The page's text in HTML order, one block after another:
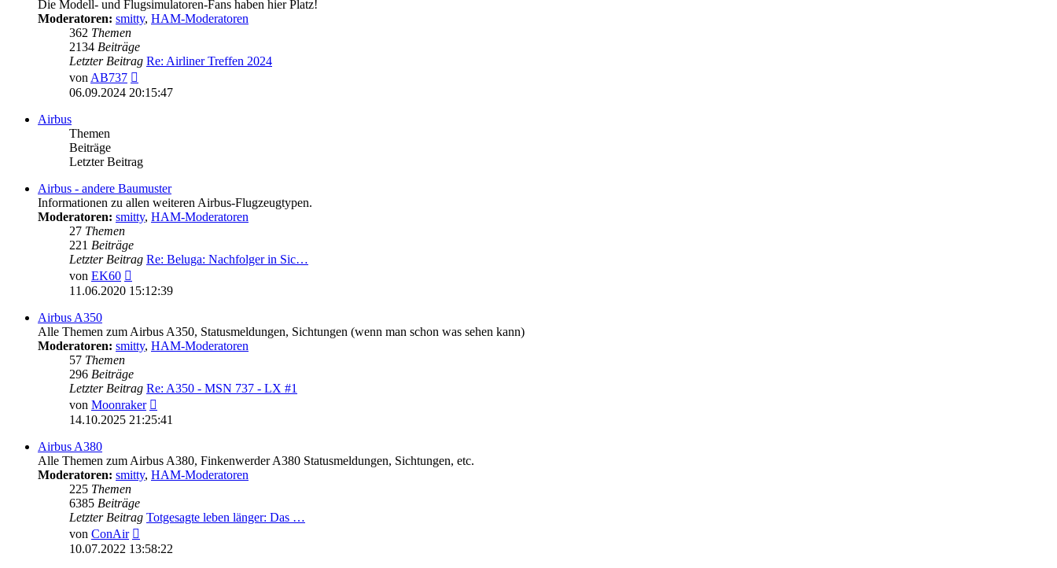
Die Modell- und Flugsimulatoren-Fans haben hier Platz!
Moderatoren: smitty, HAM-Moderatoren
362 Themen
2134 Beiträge
Letzter Beitrag Re: Airliner Treffen 2024
vonAB737
Beitrag
06.09.2024 20:15:47
Airbus
Themen
Beiträge
Letzter Beitrag
Airbus - andere Baumuster
Informationen zu allen weiteren Airbus-Flugzeugtypen.
Moderatoren: smitty, HAM-Moderatoren
27 Themen
221 Beiträge
Letzter Beitrag Re: Beluga: Nachfolger in Sic…
von EK60
Beitrag
11.06.2020 15:12:39
Airbus A350
Alle Themen zum Airbus A350, Statusmeldungen, Sichtungen (wenn man schon was sehen kann)
Moderatoren: smitty, HAM-Moderatoren
57 Themen
296 Beiträge
Letzter Beitrag Re: A350 - MSN 737 - LX #1
von Moonraker
Beitrag
14.10.2025 21:25:41
Airbus A380
Alle Themen zum Airbus A380, Finkenwerder A380 Statusmeldungen, Sichtungen, etc.
Moderatoren: smitty, HAM-Moderatoren
225 Themen
6385 Beiträge
Letzter Beitrag Totgesagte leben länger: Das …
von ConAir
Beitrag
10.07.2022 13:58:22